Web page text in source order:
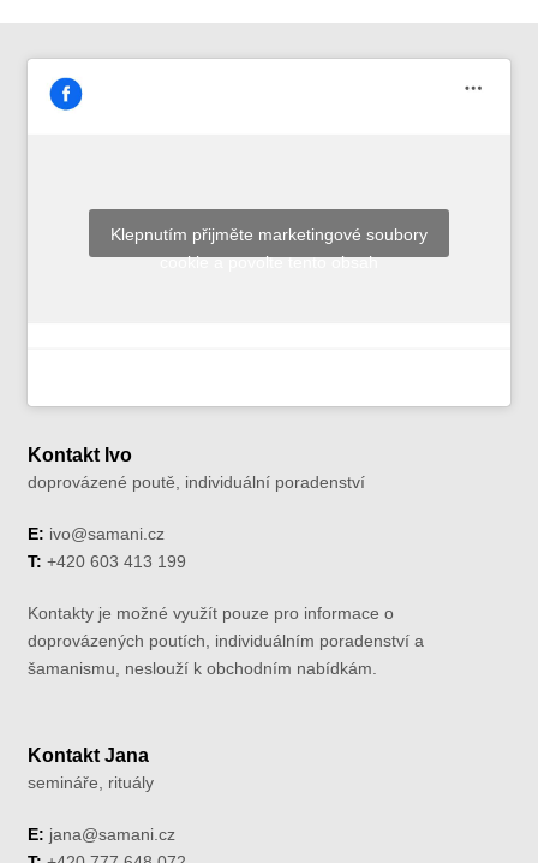
Klepnutím přijměte marketingové soubory
cookie a povolte tento obsah
Kontakt Ivo
doprovázené poutě, individuální poradenství
E: ivo@samani.cz
T: +420 603 413 199
Kontakty je možné využít pouze pro informace o
doprovázených poutích, individuálním poradenství a
šamanismu, neslouží k obchodním nabídkám.
Kontakt Jana
semináře, rituály
E: jana@samani.cz